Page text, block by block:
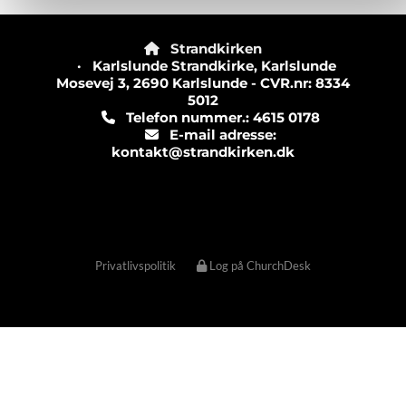

Strandkirken
· Karlslunde Strandkirke, Karlslunde
Mosevej 3, 2690 Karlslunde - CVR.nr: 8334
5012
Telefon nummer.: 4615 0178
E-mail adresse:
kontakt@strandkirken.dk
Privatlivspolitik Log på ChurchDesk